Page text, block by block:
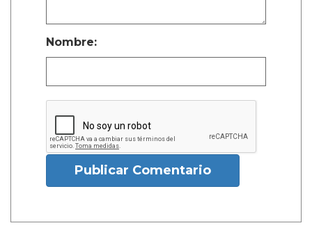
Nombre:
Publicar Comentario